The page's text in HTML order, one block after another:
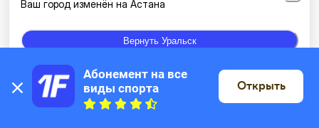
На карте
Ваш город изменён на Астана
Вернуть Уральск
Абонемент на все
виды спорта
Открыть